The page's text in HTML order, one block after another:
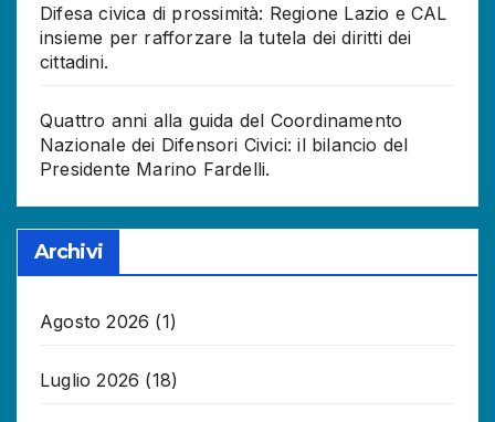
Difesa civica di prossimità: Regione Lazio e CAL
insieme per rafforzare la tutela dei diritti dei
cittadini.
Quattro anni alla guida del Coordinamento
Nazionale dei Difensori Civici: il bilancio del
Presidente Marino Fardelli.
Archivi
Agosto 2026 (1)
Luglio 2026 (18)